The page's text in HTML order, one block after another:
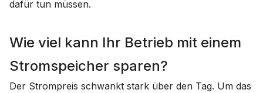
dafür tun müssen.
Wie viel kann Ihr Betrieb mit einem
Stromspeicher sparen?
Der Strompreis schwankt stark über den Tag. Um das